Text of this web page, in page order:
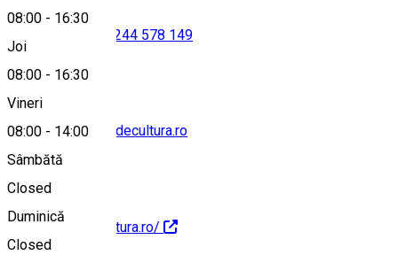
08:00 - 16:30
Joi
08:00 - 16:30
Vineri
08:00 - 14:00
Sâmbătă
Closed
Duminică
Closed
0244 578 149
secretariat@casadecultura.ro
https://casadecultura.ro/